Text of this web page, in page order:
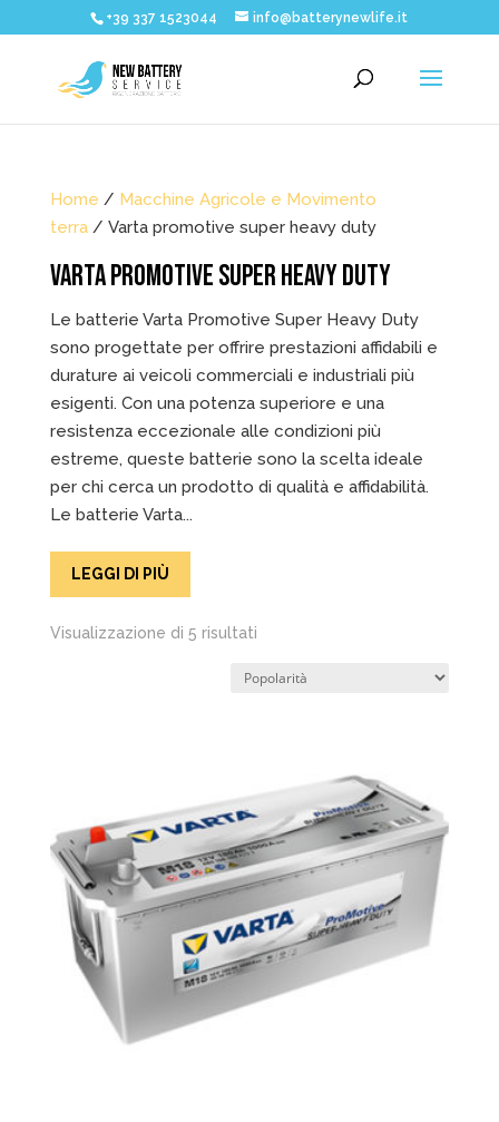
+39 337 1523044 info@batterynewlife.it
Home / Macchine Agricole e Movimento
terra/ Varta promotive super heavy duty
VARTA PROMOTIVE SUPER HEAVY DUTY
Le batterie Varta Promotive Super Heavy Duty
sono progettate per offrire prestazioni affidabili e
durature ai veicoli commerciali e industriali più
esigenti. Con una potenza superiore e una
resistenza eccezionale alle condizioni più
estreme, queste batterie sono la scelta ideale
per chi cerca un prodotto di qualità e affidabilità.
Le batterie Varta...
LEGGI DI PIÙ
Visualizzazione di 5 risultatiPopolarità